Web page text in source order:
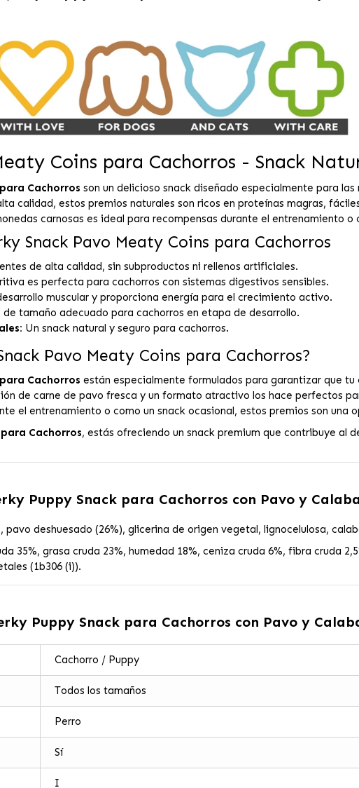
Coins para Cachorros - Snack
Cachorros son un delicioso snack diseñado especialmente para
calidad, estos premios naturales son ricos en proteínas magras,
carnosas es ideal para recompensas durante el entrenamiento o
Snack Pavo Meaty Coins para Cachorros
de alta calidad, sin subproductos ni rellenos artificiales.
es perfecta para cachorros con sistemas digestivos sensibles.
muscular y proporciona energía para el crecimiento activo.
de tamaño adecuado para cachorros en etapa de desarrollo.
Un snack natural y seguro para cachorros.
Pavo Meaty Coins para Cachorros?
Cachorros están especialmente formulados para garantizar que
de carne de pavo fresca y un formato atractivo los hace perfectos
el entrenamiento o como un snack ocasional, estos premios son una
Cachorros, estás ofreciendo un snack premium que contribuye al
Puppy Snack para Cachorros con Pavo y
pavo deshuesado (26%), glicerina de origen vegetal, lignocelulosa,
35%, grasa cruda 23%, humedad 18%, ceniza cruda 6%, fibra cruda
(1b306 (i)).
Puppy Snack para Cachorros con Pavo y
Cachorro / Puppy
Todos los tamaños
Perro
Sí
I